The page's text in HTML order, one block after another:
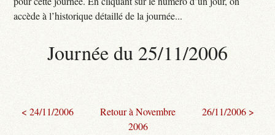
accède à l’historique détaillé de la journée...
Journée du 25/11/2006
< 24/11/2006
Retour à Novembre
2006
26/11/2006 >